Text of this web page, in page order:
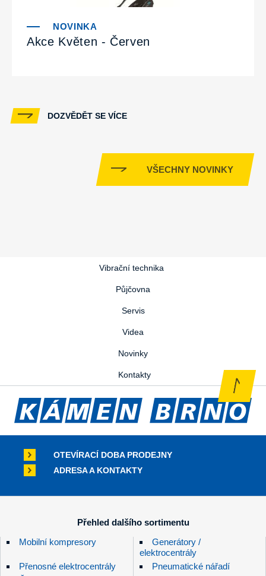
Akce Květen - Červen
DOZVĚDĚT SE VÍCE
VŠECHNY NOVINKY
Vibrační technika
Půjčovna
Servis
Videa
Novinky
Kontakty
OTEVÍRACÍ DOBA PRODEJNY
ADRESA A KONTAKTY
Přehled dalšího sortimentu
Mobilní kompresory
Generátory /
elektrocentrály
Přenosné elektrocentrály
Pneumatické nářadí